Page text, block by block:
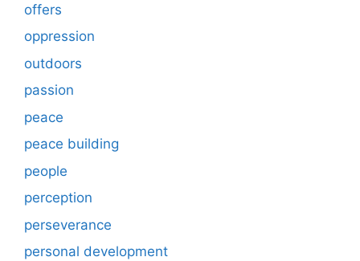
offers
oppression
outdoors
passion
peace
peace building
people
perception
perseverance
personal development